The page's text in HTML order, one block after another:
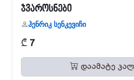
ჯვაროსნები
ჰენრიკ სენკევიჩი
₾ 7
დაამატე